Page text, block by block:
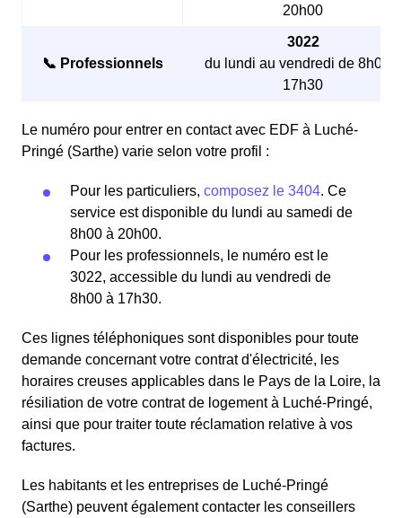
20h00
📞 Professionnels
3022
du lundi au vendredi de 8h00 à
17h30
Le numéro pour entrer en contact avec EDF à Luché-
Pringé (Sarthe) varie selon votre profil :
Pour les particuliers, composez le 3404. Ce
service est disponible du lundi au samedi de
8h00 à 20h00.
Pour les professionnels, le numéro est le
3022, accessible du lundi au vendredi de
8h00 à 17h30.
Ces lignes téléphoniques sont disponibles pour toute
demande concernant votre contrat d'électricité, les
horaires creuses applicables dans le Pays de la Loire, la
résiliation de votre contrat de logement à Luché-Pringé,
ainsi que pour traiter toute réclamation relative à vos
factures.
Les habitants et les entreprises de Luché-Pringé
(Sarthe) peuvent également contacter les conseillers